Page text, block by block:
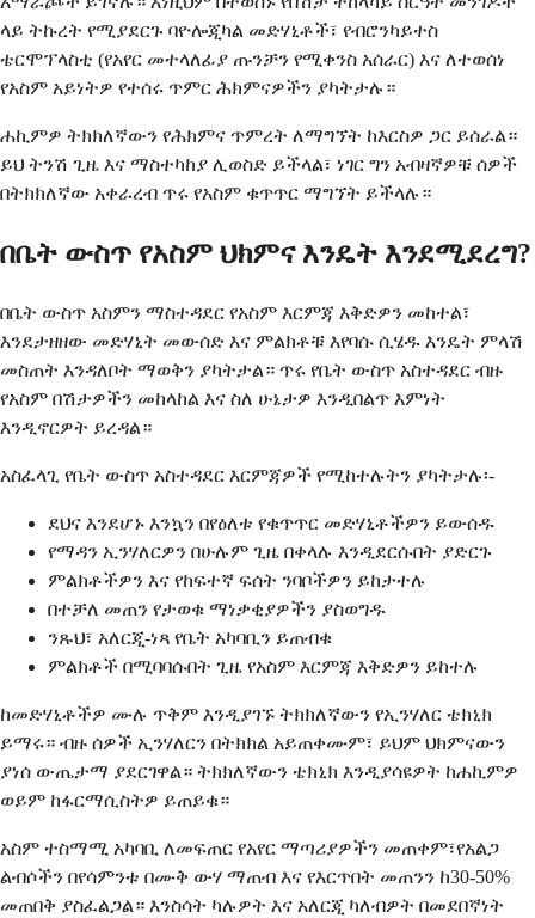
ላይ ትኩረት የሚያደርጉ ባዮሎጂካል መድሃኒቶች፣ የብሮንካይተስ
ቴርሞፕላስቲ (የአየር መተላለፊያ ጡንቻን የሚቀንስ አሰራር) እና ለተወሰነ
የአስም አይነትዎ የተሰሩ ጥምር ሕክምናዎችን ያካትታሉ።
ሐኪምዎ ትክክለኛውን የሕክምና ጥምረት ለማግኘት ከእርስዎ ጋር ይሰራል።
ይህ ትንሽ ጊዜ እና ማስተካከያ ሊወስድ ይችላል፣ ነገር ግን አብዛኛዎቹ ሰዎች
በትክክለኛው አቀራረብ ጥሩ የአስም ቁጥጥር ማግኘት ይችላሉ።
በቤት ውስጥ የአስም ህክምና እንዴት እንደሚደረግ?
በቤት ውስጥ አስምን ማስተዳደር የአስም እርምጃ እቅድዎን መከተል፣
እንደታዘዘው መድሃኒት መውሰድ እና ምልክቶቹ እየባሱ ሲሄዱ እንዴት ምላሽ
መስጠት እንዳለቦት ማወቅን ያካትታል። ጥሩ የቤት ውስጥ አስተዳደር ብዙ
የአስም በሽታዎችን መከላከል እና ስለ ሁኔታዎ እንዲበልጥ እምነት
እንዲኖርዎት ይረዳል።
አስፈላጊ የቤት ውስጥ አስተዳደር እርምጃዎች የሚከተሉትን ያካትታሉ፡-
ደህና እንደሆኑ እንኳን በየዕለቱ የቁጥጥር መድሃኒቶችዎን ይውሰዱ
የማዳን ኢንሃለርዎን በሁሉም ጊዜ በቀላሉ እንዲደርሱበት ያድርጉ
ምልክቶችዎን እና የከፍተኛ ፍሰት ንባቦችዎን ይከታተሉ
በተቻለ መጠን የታወቁ ማነቃቂያዎችን ያስወግዱ
ንጹህ፣ አለርጂ-ነጻ የቤት አካባቢን ይጠብቁ
ምልክቶች በሚባባሱበት ጊዜ የአስም እርምጃ እቅድዎን ይከተሉ
ከመድሃኒቶችዎ ሙሉ ጥቅም እንዲያገኙ ትክክለኛውን የኢንሃለር ቴክኒክ
ይማሩ። ብዙ ሰዎች ኢንሃለርን በትክክል አይጠቀሙም፣ ይህም ህክምናውን
ያነሰ ውጤታማ ያደርገዋል። ትክክለኛውን ቴክኒክ እንዲያሳዩዎት ከሐኪምዎ
ወይም ከፋርማሲስትዎ ይጠይቁ።
አስም ተስማሚ አካባቢ ለመፍጠር የአየር ማጣሪያዎችን መጠቀም፣የአልጋ
ልብሶችን በየሳምንቱ በሙቅ ውሃ ማጠብ እና የእርጥበት መጠንን ከ30-50%
መጠበቅ ያስፈልጋል። እንስሳት ካሉዎት እና አለርጂ ካለብዎት በመደበኛነት